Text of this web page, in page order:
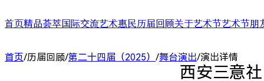
首页精品荟萃
舞台演出
展/博览
国际交流
国际演艺大会
国际对话
艺术惠民
艺术天空
艺术教育
历届回顾
第二十四届（2025）
第二十三届（2024）
第二十二届（2023）
关于艺术节
艺术节介绍
艺术节中心介绍
大事记
艺术节朋
合作艺术家
合作艺术院
“扶青计划
首页/历届回顾/第二十四届（2025） /舞台演出/演出详情
西安三意社